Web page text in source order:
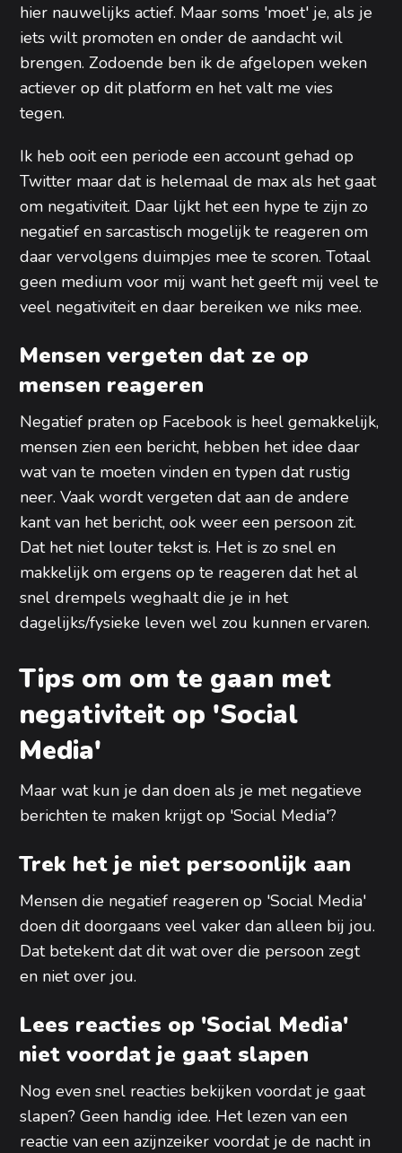
hier nauwelijks actief. Maar soms 'moet' je, als je
iets wilt promoten en onder de aandacht wil
brengen. Zodoende ben ik de afgelopen weken
actiever op dit platform en het valt me vies
tegen.
Ik heb ooit een periode een account gehad op
Twitter maar dat is helemaal de max als het gaat
om negativiteit. Daar lijkt het een hype te zijn zo
negatief en sarcastisch mogelijk te reageren om
daar vervolgens duimpjes mee te scoren. Totaal
geen medium voor mij want het geeft mij veel te
veel negativiteit en daar bereiken we niks mee.
Mensen vergeten dat ze op
mensen reageren
Negatief praten op Facebook is heel gemakkelijk,
mensen zien een bericht, hebben het idee daar
wat van te moeten vinden en typen dat rustig
neer. Vaak wordt vergeten dat aan de andere
kant van het bericht, ook weer een persoon zit.
Dat het niet louter tekst is. Het is zo snel en
makkelijk om ergens op te reageren dat het al
snel drempels weghaalt die je in het
dagelijks/fysieke leven wel zou kunnen ervaren.
Tips om om te gaan met
negativiteit op 'Social
Media'
Maar wat kun je dan doen als je met negatieve
berichten te maken krijgt op 'Social Media'?
Trek het je niet persoonlijk aan
Mensen die negatief reageren op 'Social Media'
doen dit doorgaans veel vaker dan alleen bij jou.
Dat betekent dat dit wat over die persoon zegt
en niet over jou.
Lees reacties op 'Social Media'
niet voordat je gaat slapen
Nog even snel reacties bekijken voordat je gaat
slapen? Geen handig idee. Het lezen van een
reactie van een azijnzeiker voordat je de nacht in